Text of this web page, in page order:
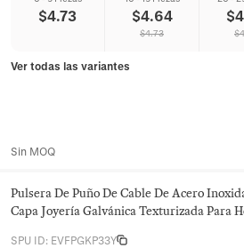
$4.73 $4.64
$4.73
$
$
Ver todas las variantes
Sin MOQ
Pulsera De Puño De Cable De Acero
Capa Joyería Galvánica Texturizada Para
SPU ID: EVFPGKP33Y